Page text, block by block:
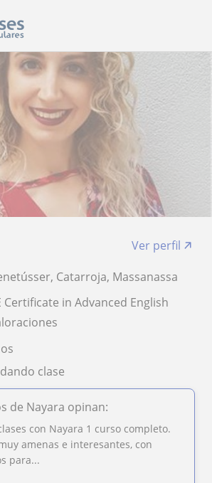
Ver perfil
Catarroja, Massanassa
Certificate in Advanced English
dando clase
de Nayara opinan:
con Nayara 1 curso completo.
amenas e interesantes, con
para...